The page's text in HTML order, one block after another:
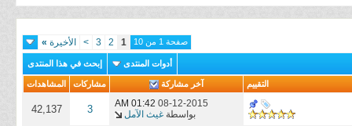
صفحة 1 من 10 1
2
3
> الأخيرة »
أدوات المنتدى إبحث في هذا المنتدى
التقييم آخر مشاركة مشاركات المشاهدات
08-12-2015
01:42 AM
بواسطة غيث الآمل 3
42,137